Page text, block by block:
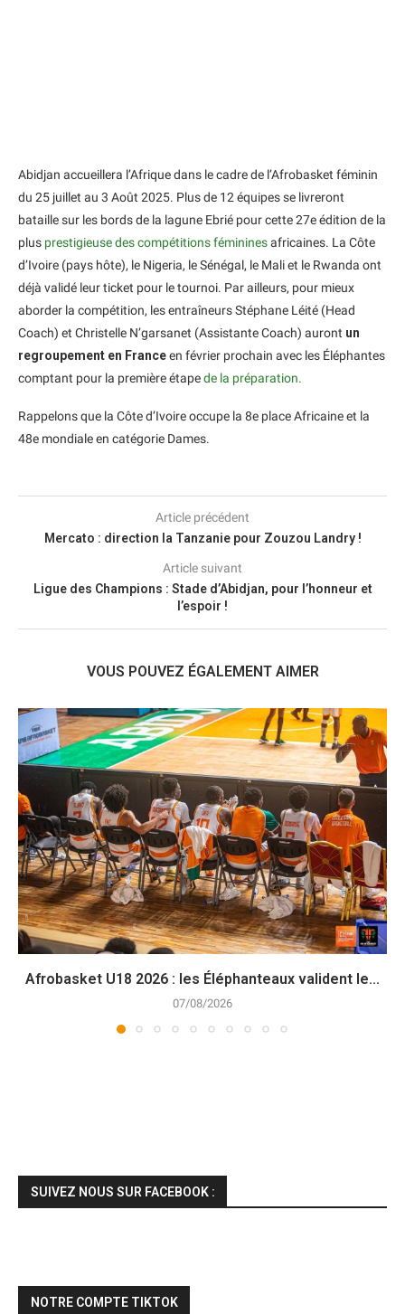
Abidjan accueillera l’Afrique dans le cadre de l’Afrobasket féminin
du 25 juillet au 3 Août 2025. Plus de 12 équipes se livreront
bataille sur les bords de la lagune Ebrié pour cette 27e édition de la
plus prestigieuse des compétitions fémininesafricaines. La Côte
d’Ivoire (pays hôte), le Nigeria, le Sénégal, le Mali et le Rwanda ont
déjà validé leur ticket pour le tournoi. Par ailleurs, pour mieux
aborder la compétition, les entraîneurs Stéphane Léité (Head
Coach) et Christelle N’garsanet (Assistante Coach) auront un
regroupement en Franceen février prochain avec les Éléphantes
comptant pour la première étapede la préparation.
Rappelons que la Côte d’Ivoire occupe la 8e place Africaine et la
48e mondiale en catégorie Dames.
Article précédent
Mercato : direction la Tanzanie pour Zouzou Landry !
Article suivant
Ligue des Champions : Stade d’Abidjan, pour l’honneur et
l’espoir !
VOUS POUVEZ ÉGALEMENT AIMER
Afrobasket U18 2026 : les Éléphanteaux valident le...
07/08/2026
SUIVEZ NOUS SUR FACEBOOK :
NOTRE COMPTE TIKTOK